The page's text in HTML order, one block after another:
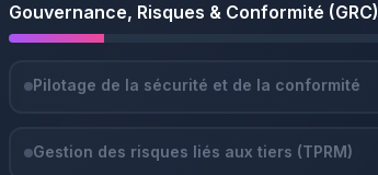
Gouvernance, Risques & Conformité (GRC)
Pilotage de la sécurité et de la conformité
Gestion des risques liés aux tiers (TPRM)